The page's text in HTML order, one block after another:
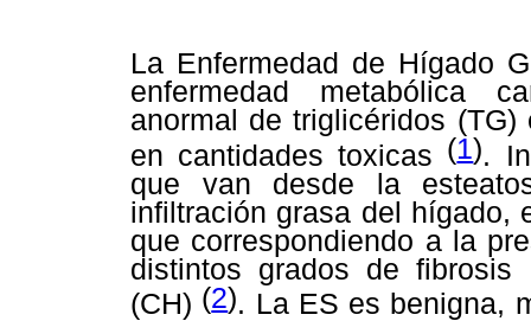
La Enfermedad de Hígado
enfermedad metabólica
anormal de triglicéridos
en cantidades toxicas (1).
que van desde la
infiltración grasa del hígado,
que correspondiendo a la
distintos grados de
(CH) (2). La ES es benigna,